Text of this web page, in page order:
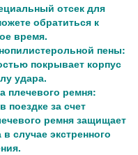
отсек для
обратиться к
время.
пены:
покрывает корпус
удара.
плечевого ремня:
за счет
ремня защищает
случае экстренного